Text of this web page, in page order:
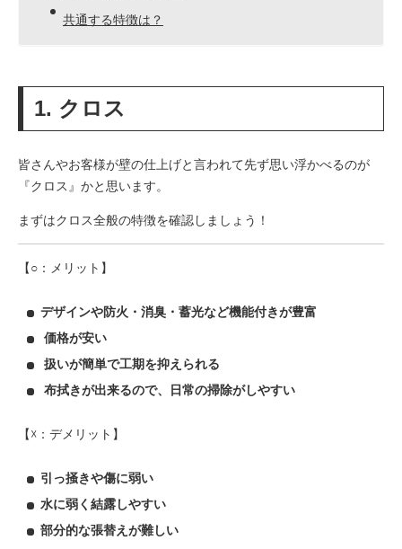
共通する特徴は？
1. クロス
皆さんやお客様が壁の仕上げと言われて先ず思い浮かべるのが
『クロス』かと思います。
まずはクロス全般の特徴を確認しましょう！
【○：メリット】
デザインや防火・消臭・蓄光など機能付きが豊富
価格が安い
扱いが簡単で工期を抑えられる
布拭きが出来るので、日常の掃除がしやすい
【☓：デメリット】
引っ掻きや傷に弱い
水に弱く結露しやすい
部分的な張替えが難しい